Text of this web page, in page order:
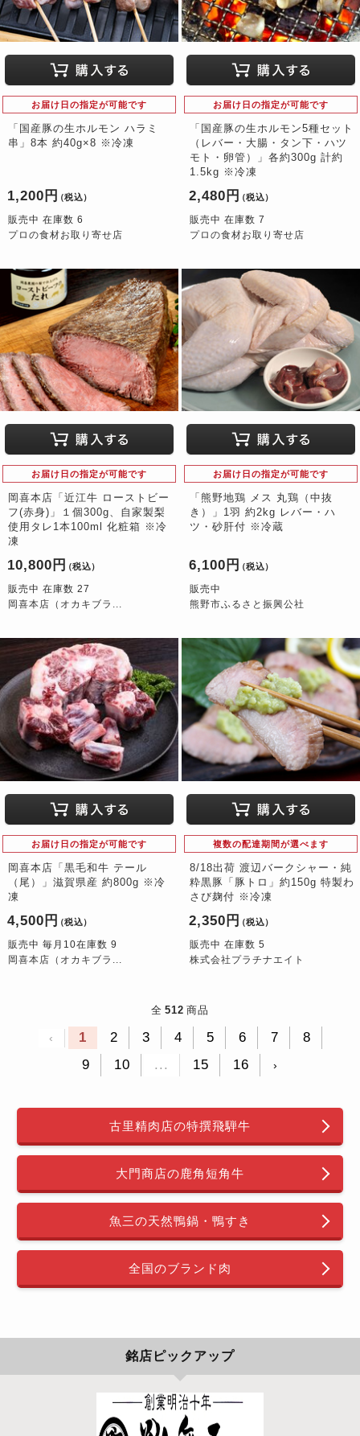
お届け日の指定が可能です
「国産豚の生ホルモン ハラミ
串」8本 約40g×8 ※冷凍
1,200円 （税込）
販売中 在庫数 6
プロの食材お取り寄せ店
お届け日の指定が可能です
「国産豚の生ホルモン5種セット
（レバー・大腸・タン下・ハツ
モト・卵管）」各約300g 計約
1.5kg ※冷凍
2,480円 （税込）
販売中 在庫数 7
プロの食材お取り寄せ店
お届け日の指定が可能です
岡喜本店「近江牛 ローストビー
フ(赤身)」１個300g、自家製梨
使用タレ1本100ml 化粧箱 ※冷
凍
10,800円 （税込）
販売中 在庫数 27
岡喜本店（オカキブラ...
お届け日の指定が可能です
「熊野地鶏 メス 丸鶏（中抜
き）」1羽 約2kg レバー・ハ
ツ・砂肝付 ※冷蔵
6,100円 （税込）
販売中
熊野市ふるさと振興公社
お届け日の指定が可能です
岡喜本店「黒毛和牛 テール
（尾）」滋賀県産 約800g ※冷
凍
4,500円 （税込）
販売中 毎月10在庫数 9
岡喜本店（オカキブラ...
複数の配達期間が選べます
8/18出荷 渡辺バークシャー・純
粋黒豚「豚トロ」約150g 特製わ
さび麹付 ※冷凍
2,350円 （税込）
販売中 在庫数 5
株式会社プラチナエイト
全 512 商品
‹ 1 2 3 4 5 6 7
8
9
10 ... 15 16 ›
古里精肉店の特撰飛騨牛
大門商店の鹿角短角牛
魚三の天然鴨鍋・鴨すき
全国のブランド肉
銘店ピックアップ